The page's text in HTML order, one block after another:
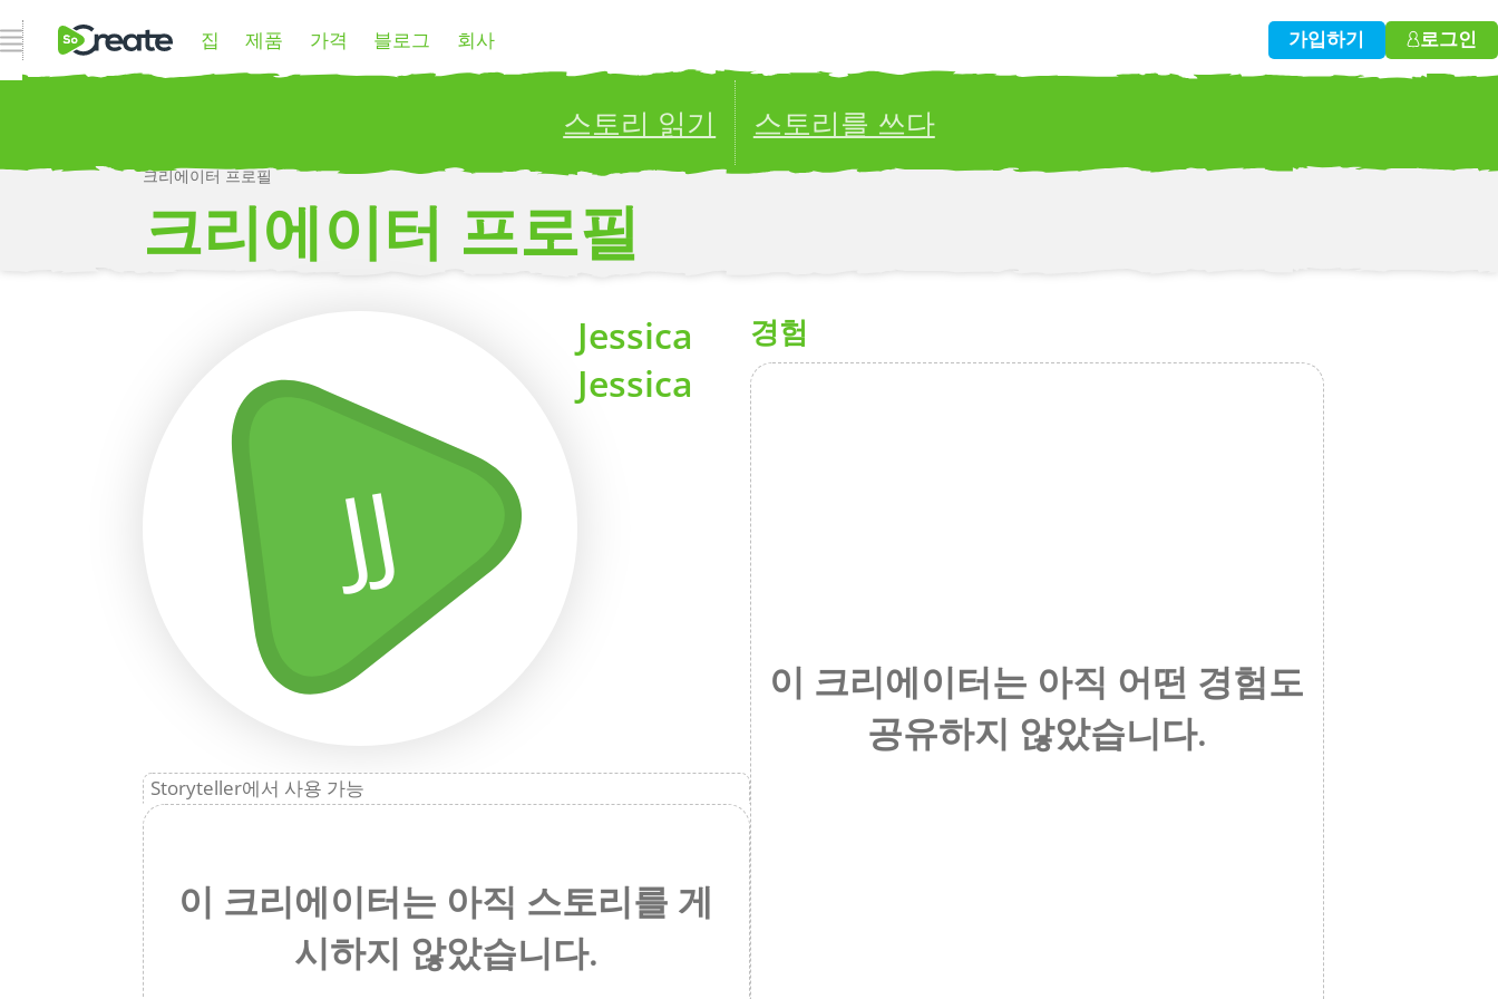
내비게이션 열기 집 제품 가격 블로그 회사 가입하기 로그인
스토리 읽기 스토리를 쓰다
Publish your stories to a global audience.
크리에이터 프로필
크리에이터 프로필
JJ
Jessica
Jessica
Storyteller에서 사용 가능
이 크리에이터는 아직 스토리를 게
시하지 않았습니다.
경험
이 크리에이터는 아직 어떤 경험도
공유하지 않았습니다.